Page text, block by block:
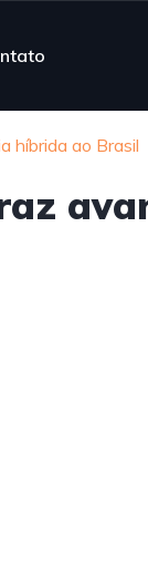
híbrida ao Brasil